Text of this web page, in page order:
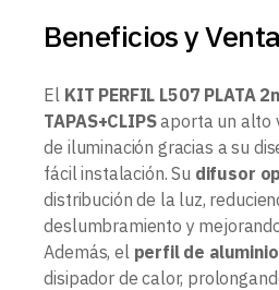
Beneficios y
El KIT PERFIL L507 PLATA
TAPAS+CLIPSaporta un alto
de iluminación gracias a su
fácil instalación. Su difusor
distribución de la luz,
deslumbramiento y
Además, el perfil de aluminio
disipador de calor,